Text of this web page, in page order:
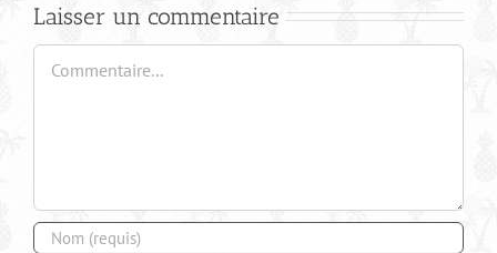
Laisser un commentaire
Commentaire